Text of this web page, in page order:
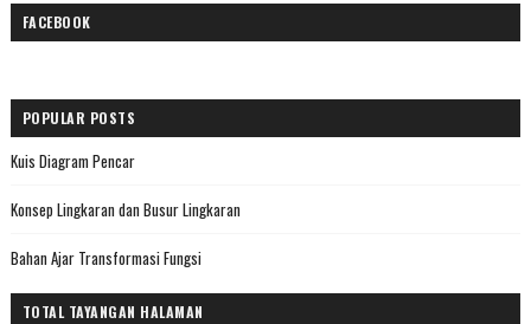
FACEBOOK
POPULAR POSTS
Kuis Diagram Pencar
Konsep Lingkaran dan Busur Lingkaran
Bahan Ajar Transformasi Fungsi
TOTAL TAYANGAN HALAMAN